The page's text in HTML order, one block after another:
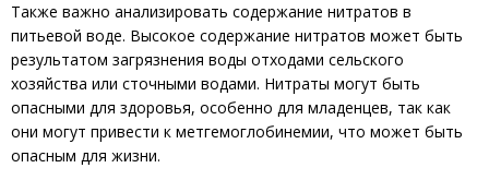
Также важно анализировать содержание нитратов в
питьевой воде. Высокое содержание нитратов может быть
результатом загрязнения воды отходами сельского
хозяйства или сточными водами. Нитраты могут быть
опасными для здоровья, особенно для младенцев, так как
они могут привести к метгемоглобинемии, что может быть
опасным для жизни.